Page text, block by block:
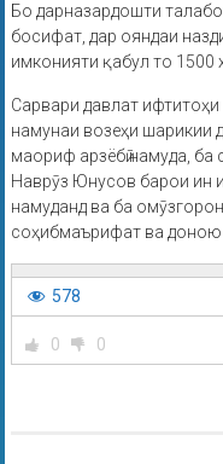
Бо дарназардошти
босифат, дар ояндаи
имконияти қабул то 1500
Сарвари давлат
намунаи возеҳи шарикии
маориф арзёбӣ намуда,
Наврӯз Юнусов барои ин
намуданд ва ба
соҳибмаърифат ва доною
578
0 0